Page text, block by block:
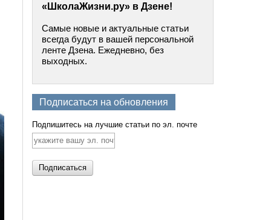
«ШколаЖизни.ру» в Дзене!
Самые новые и актуальные статьи
всегда будут в вашей персональной
ленте Дзена. Ежедневно, без
выходных.
Подписаться на обновления
Подпишитесь на лучшие статьи по эл. почте